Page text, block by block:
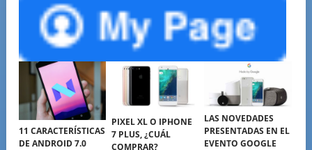
11 CARACTERÍSTICAS
DE ANDROID 7.0
PIXEL XL O IPHONE
7 PLUS, ¿CUÁL
COMPRAR?
LAS NOVEDADES
PRESENTADAS EN EL
EVENTO GOOGLE